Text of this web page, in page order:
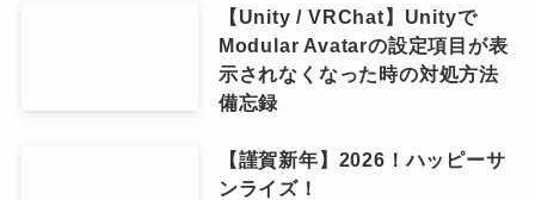
【Unity / VRChat】Unityで
Modular Avatarの設定項目が表
示されなくなった時の対処方法
備忘録
【謹賀新年】2026！ハッピーサ
ンライズ！